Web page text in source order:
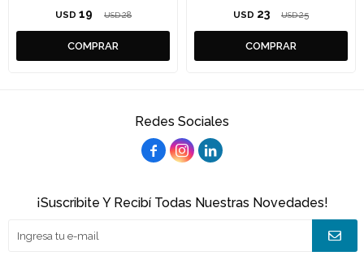
USD 19 USD 28 USD 23 USD 25
Redes Sociales
  
¡Suscribite Y Recibí Todas Nuestras Novedades!